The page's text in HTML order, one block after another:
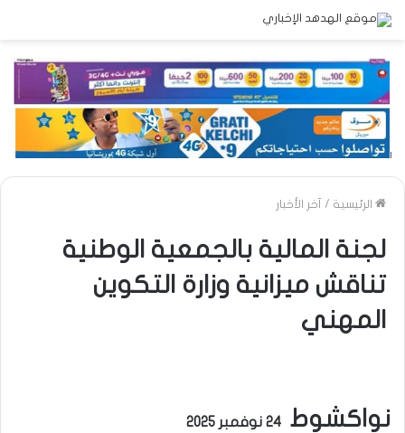
الرئيسية / آخر الأخبار
لجنة المالية بالجمعية الوطنية
تناقش ميزانية وزارة التكوين
المهني
نواكشوط